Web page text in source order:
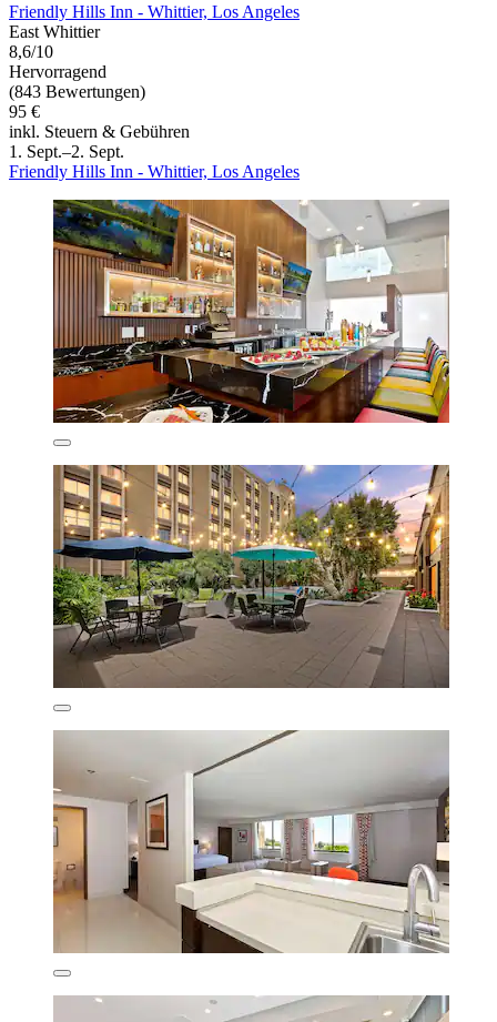
Friendly Hills Inn - Whittier, Los Angeles
East Whittier
8,6/10
Hervorragend
(843 Bewertungen)
95 €
inkl. Steuern & Gebühren
1. Sept.–2. Sept.
Friendly Hills Inn - Whittier, Los Angeles